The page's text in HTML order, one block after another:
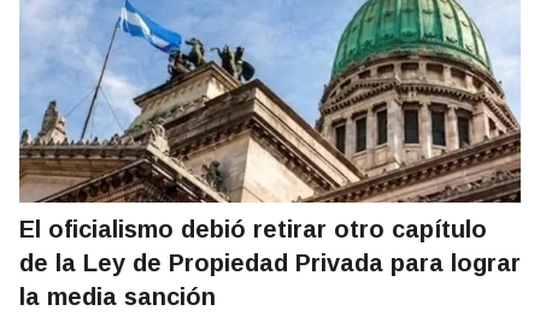
El oficialismo debió retirar otro capítulo
de la Ley de Propiedad Privada para lograr
la media sanción